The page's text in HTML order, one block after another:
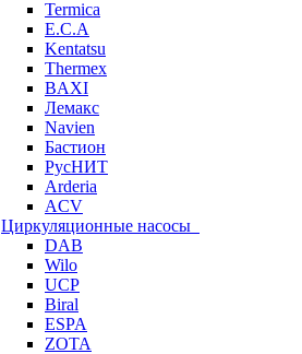
Termica
E.C.A
Kentatsu
Thermex
BAXI
Лемакс
Navien
Бастион
РусНИТ
Arderia
ACV
Циркуляционные насосы
DAB
Wilo
UCP
Biral
ESPA
ZOTA